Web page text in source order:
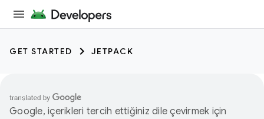
GET STARTED JETPACK
Google, içerikleri tercih ettiğiniz dile çevirmek için